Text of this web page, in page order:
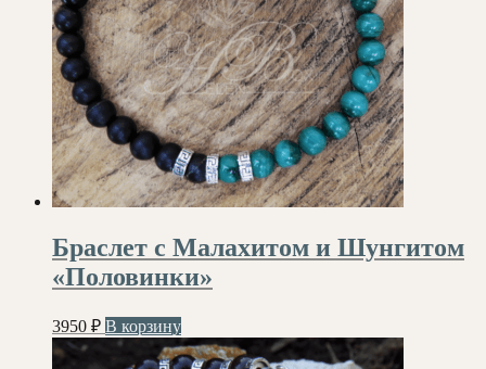
Браслет с Малахитом и Шунгитом
«Половинки»
3950 ₽ В корзину